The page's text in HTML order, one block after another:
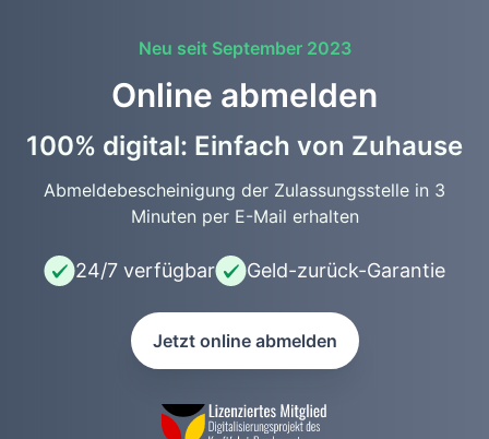
Neu seit September 2023
Online abmelden
100% digital: Einfach von Zuhause
Abmeldebescheinigung der Zulassungsstelle in 3
Minuten per E-Mail erhalten
24/7 verfügbar Geld-zurück-Garantie
Jetzt online abmelden